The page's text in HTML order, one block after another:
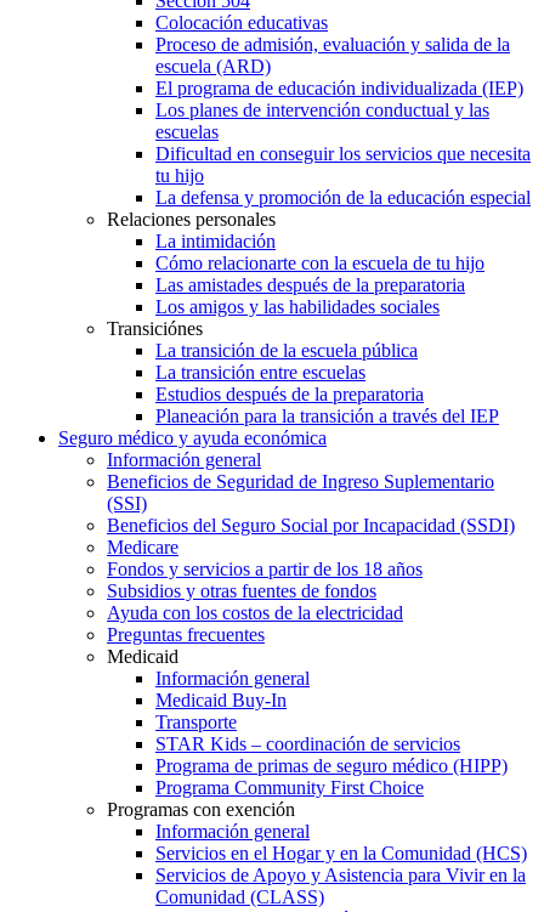
Colocación educativas
Proceso de admisión, evaluación y salida de la
escuela (ARD)
El programa de educación individualizada (IEP)
Los planes de intervención conductual y las
escuelas
Dificultad en conseguir los servicios que necesita
tu hijo
La defensa y promoción de la educación especial
Relaciones personales
La intimidación
Cómo relacionarte con la escuela de tu hijo
Las amistades después de la preparatoria
Los amigos y las habilidades sociales
Transiciónes
La transición de la escuela pública
La transición entre escuelas
Estudios después de la preparatoria
Planeación para la transición a través del IEP
Seguro médico y ayuda económica
Información general
Beneficios de Seguridad de Ingreso Suplementario
(SSI)
Beneficios del Seguro Social por Incapacidad (SSDI)
Medicare
Fondos y servicios a partir de los 18 años
Subsidios y otras fuentes de fondos
Ayuda con los costos de la electricidad
Preguntas frecuentes
Medicaid
Información general
Medicaid Buy-In
Transporte
STAR Kids – coordinación de servicios
Programa de primas de seguro médico (HIPP)
Programa Community First Choice
Programas con exención
Información general
Servicios en el Hogar y en la Comunidad (HCS)
Servicios de Apoyo y Asistencia para Vivir en la
Comunidad (CLASS)